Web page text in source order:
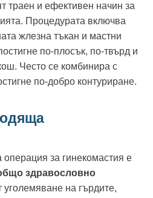
траен и ефективен начин за
Процедурата включва
жлезна тъкан и мастни
по-плосък, по-твърд и
Често се комбинира с
по-добро контуриране.
операция за гинекомастия е
здравословно
уголемяване на гърдите,